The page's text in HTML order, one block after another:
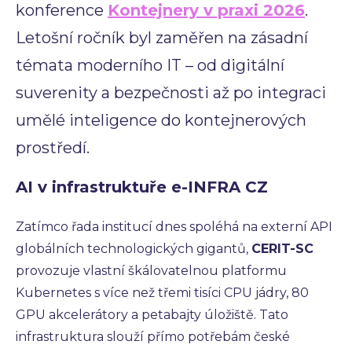
konference Kontejnery v praxi 2026.
Letošní ročník byl zaměřen na zásadní
témata moderního IT – od digitální
suverenity a bezpečnosti až po integraci
umělé inteligence do kontejnerových
prostředí.
AI v infrastruktuře e-INFRA CZ
Zatímco řada institucí dnes spoléhá na externí API
globálních technologických gigantů, CERIT-SC
provozuje vlastní škálovatelnou platformu
Kubernetes s více než třemi tisíci CPU jádry, 80
GPU akcelerátory a petabajty úložiště. Tato
infrastruktura slouží přímo potřebám české